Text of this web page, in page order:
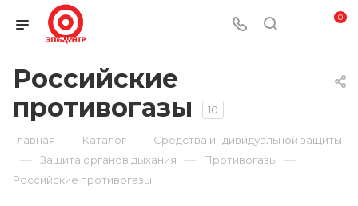
0
Российские
противогазы
10
Главная — Каталог — Средства индивидуальной защиты
— Защита органов дыхания — Противогазы —
Российские противогазы